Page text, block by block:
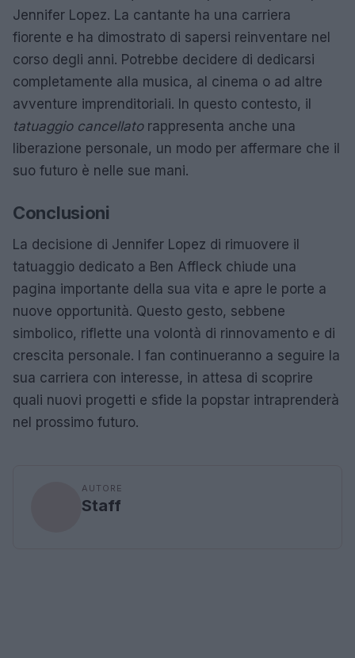
Jennifer Lopez. La cantante ha una carriera
fiorente e ha dimostrato di sapersi reinventare nel
corso degli anni. Potrebbe decidere di dedicarsi
completamente alla musica, al cinema o ad altre
avventure imprenditoriali. In questo contesto, il
tatuaggio cancellatorappresenta anche una
liberazione personale, un modo per affermare che il
suo futuro è nelle sue mani.
Conclusioni
La decisione di Jennifer Lopez di rimuovere il
tatuaggio dedicato a Ben Affleck chiude una
pagina importante della sua vita e apre le porte a
nuove opportunità. Questo gesto, sebbene
simbolico, riflette una volontà di rinnovamento e di
crescita personale. I fan continueranno a seguire la
sua carriera con interesse, in attesa di scoprire
quali nuovi progetti e sfide la popstar intraprenderà
nel prossimo futuro.
AUTORE
Staff